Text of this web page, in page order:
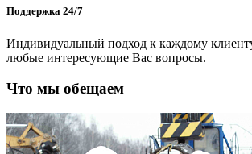
Поддержка 24/7
Индивидуальный подход к каждому
любые интересующие Вас вопросы.
Что мы обещаем